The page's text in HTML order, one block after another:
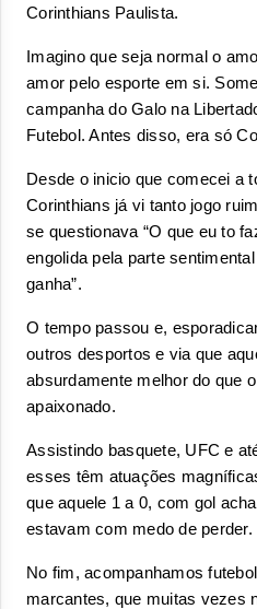
Corinthians Paulista.
Imagino que seja normal o
amor pelo esporte em si.
campanha do Galo na
Futebol. Antes disso, era só
Desde o inicio que comecei a
Corinthians já vi tanto jogo
se questionava “O que eu to
engolida pela parte
ganha”.
O tempo passou e,
outros desportos e via que
absurdamente melhor do que
apaixonado.
Assistindo basquete, UFC e
esses têm atuações
que aquele 1 a 0, com gol
estavam com medo de perder.
No fim, acompanhamos
marcantes, que muitas vezes